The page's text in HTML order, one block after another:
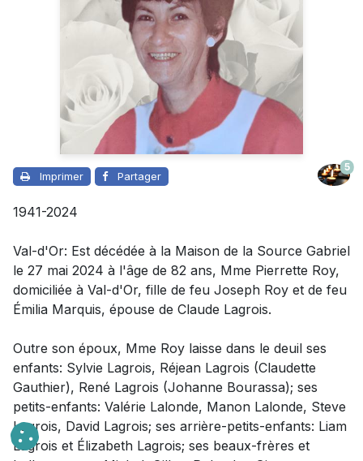
Imprimer Partager
5
1941-2024
Val-d'Or: Est décédée à la Maison de la Source Gabriel
le 27 mai 2024 à l'âge de 82 ans, Mme Pierrette Roy,
domiciliée à Val-d'Or, fille de feu Joseph Roy et de feu
Émilia Marquis, épouse de Claude Lagrois.
Outre son époux, Mme Roy laisse dans le deuil ses
enfants: Sylvie Lagrois, Réjean Lagrois (Claudette
Gauthier), René Lagrois (Johanne Bourassa); ses
petits-enfants: Valérie Lalonde, Manon Lalonde, Steve
Lagrois, David Lagrois; ses arrière-petits-enfants: Liam
Lagrois et Élizabeth Lagrois; ses beaux-frères et